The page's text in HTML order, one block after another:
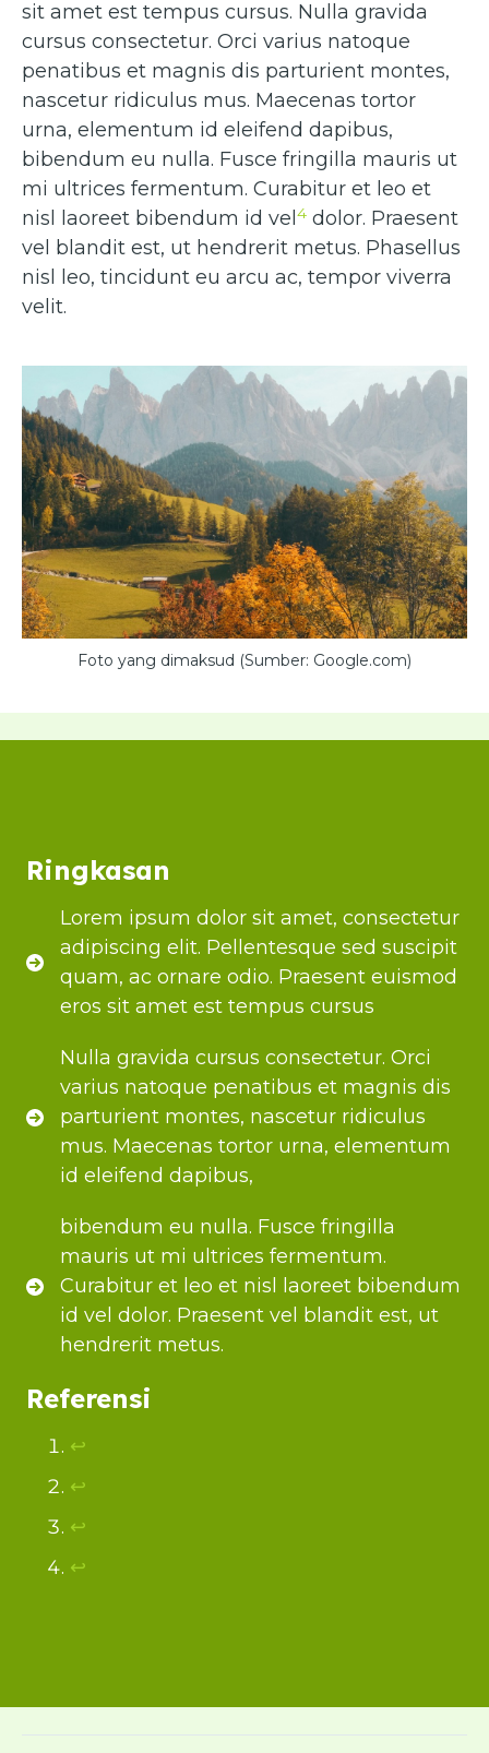
sit amet est tempus cursus. Nulla gravida
cursus consectetur. Orci varius natoque
penatibus et magnis dis parturient montes,
nascetur ridiculus mus. Maecenas tortor
urna, elementum id eleifend dapibus,
bibendum eu nulla. Fusce fringilla mauris ut
mi ultrices fermentum. Curabitur et leo et
nisl laoreet bibendum id vel4 dolor. Praesent
vel blandit est, ut hendrerit metus. Phasellus
nisl leo, tincidunt eu arcu ac, tempor viverra
velit.
Foto yang dimaksud (Sumber: Google.com)
Ringkasan
Lorem ipsum dolor sit amet, consectetur
adipiscing elit. Pellentesque sed suscipit
quam, ac ornare odio. Praesent euismod
eros sit amet est tempus cursus
Nulla gravida cursus consectetur. Orci
varius natoque penatibus et magnis dis
parturient montes, nascetur ridiculus
mus. Maecenas tortor urna, elementum
id eleifend dapibus,
bibendum eu nulla. Fusce fringilla
mauris ut mi ultrices fermentum.
Curabitur et leo et nisl laoreet bibendum
id vel dolor. Praesent vel blandit est, ut
hendrerit metus.
Referensi
↩︎
↩︎
↩︎
↩︎